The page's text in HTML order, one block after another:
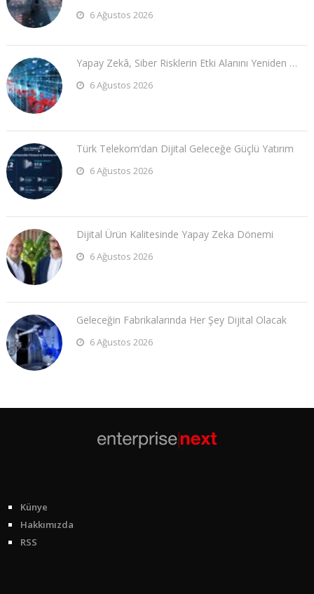
6 Ağustos 2026
Yapay Zekâ, Siber Risklerin Etki Alanını Yeniden …
6 Ağustos 2026
Türk Telekom’dan Dijital Geleceğe Güçlü Yatırım
6 Ağustos 2026
Dijital Ürün Kalitesinde Yapay Zeka Dönemi
6 Ağustos 2026
Geleceğin Fabrikalarında Her Şey Dijital Olacak
6 Ağustos 2026
Künye
Hakkımızda
RSS